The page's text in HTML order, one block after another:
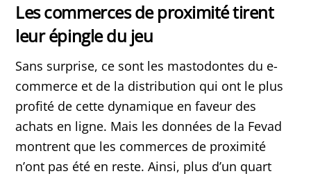
Les commerces de proximité tirent
leur épingle du jeu
Sans surprise, ce sont les mastodontes du e-
commerce et de la distribution qui ont le plus
profité de cette dynamique en faveur des
achats en ligne. Mais les données de la Fevad
montrent que les commerces de proximité
n’ont pas été en reste. Ainsi, plus d’un quart